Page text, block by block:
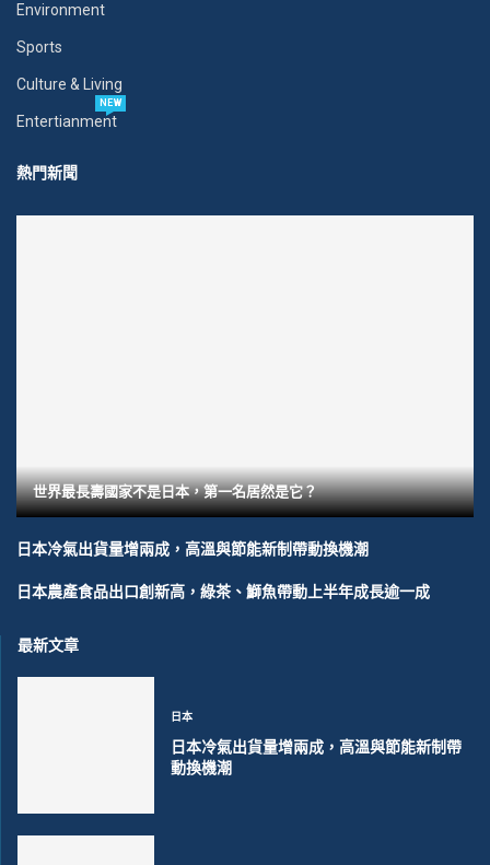
Environment
Sports
Culture & Living
Entertianment
NEW
熱門新聞
世界最長壽國家不是日本，第一名居然是它？
日本冷氣出貨量增兩成，高溫與節能新制帶動換機潮
日本農產食品出口創新高，綠茶、鰤魚帶動上半年成長逾一成
最新文章
日本
日本冷氣出貨量增兩成，高溫與節能新制帶
動換機潮